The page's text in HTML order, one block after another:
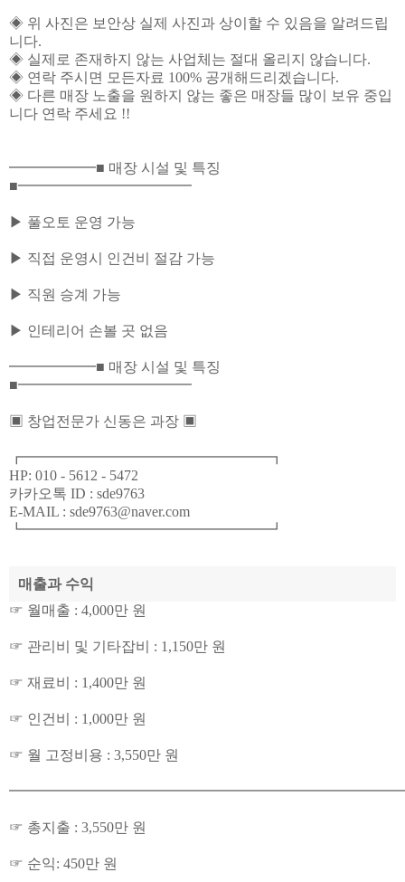
◈ 위 사진은 보안상 실제 사진과 상이할 수 있음을 알려드립
니다.
◈ 실제로 존재하지 않는 사업체는 절대 올리지 않습니다.
◈ 연락 주시면 모든자료 100% 공개해드리겠습니다.
◈ 다른 매장 노출을 원하지 않는 좋은 매장들 많이 보유 중입
니다 연락 주세요 !!
━━━━━━■ 매장 시설 및 특징
■━━━━━━━━━━━━
▶ 풀오토 운영 가능
▶ 직접 운영시 인건비 절감 가능
▶ 직원 승계 가능
▶ 인테리어 손볼 곳 없음
━━━━━━■ 매장 시설 및 특징
■━━━━━━━━━━━━
▣ 창업전문가 신동은 과장 ▣
┏━━━━━━━━━━━━━━━━━┓
HP: 010 - 5612 - 5472
카카오톡 ID : sde9763
E-MAIL : sde9763@naver.com
┗━━━━━━━━━━━━━━━━━┛
매출과 수익
☞ 월매출 : 4,000만 원
☞ 관리비 및 기타잡비 : 1,150만 원
☞ 재료비 : 1,400만 원
☞ 인건비 : 1,000만 원
☞ 월 고정비용 : 3,550만 원
☞ 총지출 : 3,550만 원
☞ 순익: 450만 원